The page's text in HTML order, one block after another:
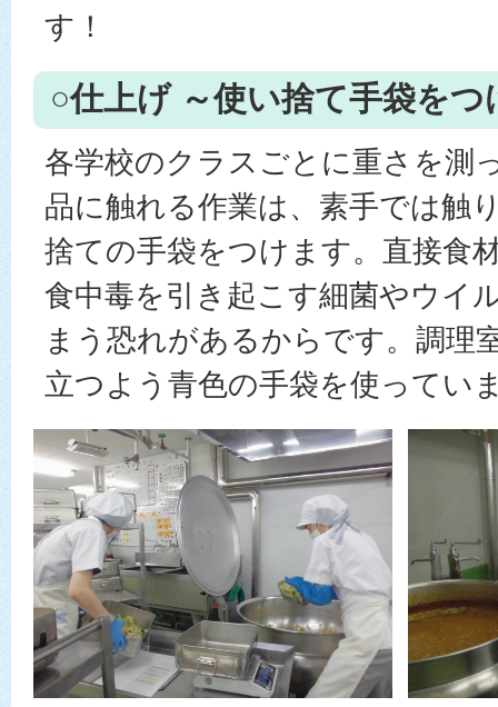
す！
○仕上げ ～使い捨て手袋をつ
各学校のクラスごとに重さを測
品に触れる作業は、素手では触
捨ての手袋をつけます。直接食
食中毒を引き起こす細菌やウイ
まう恐れがあるからです。調理
立つよう青色の手袋を使ってい